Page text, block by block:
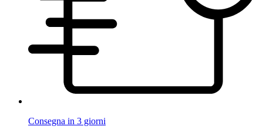
Consegna in 3 giorni